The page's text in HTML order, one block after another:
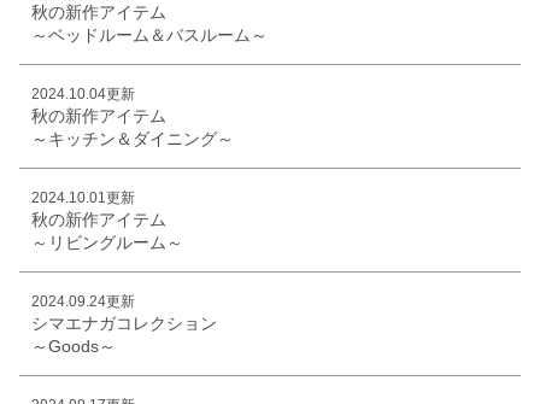
秋の新作アイテム
～ベッドルーム＆バスルーム～
2024.10.04更新
秋の新作アイテム
～キッチン＆ダイニング～
2024.10.01更新
秋の新作アイテム
～リビングルーム～
2024.09.24更新
シマエナガコレクション
～Goods～